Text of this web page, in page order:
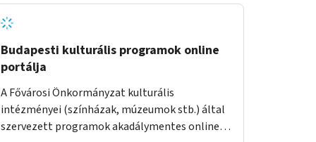
Budapesti kulturális programok online
portálja
A Fővárosi Önkormányzat kulturális
intézményei (színházak, múzeumok stb.) által
szervezett programok akadálymentes online